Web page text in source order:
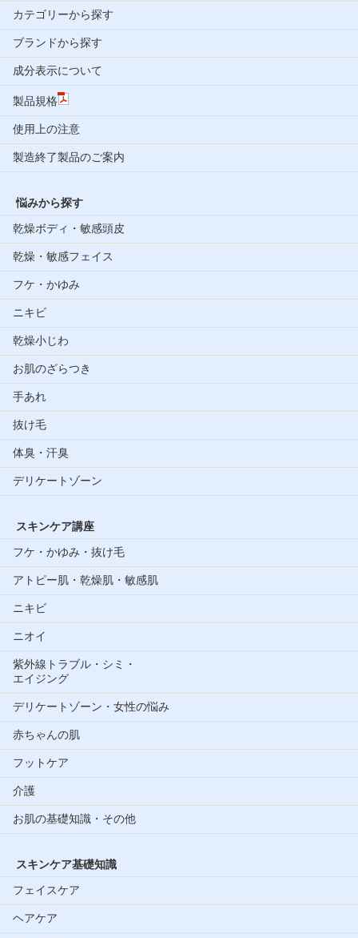
カテゴリーから探す
ブランドから探す
成分表示について
製品規格
使用上の注意
製造終了製品のご案内
悩みから探す
乾燥ボディ・敏感頭皮
乾燥・敏感フェイス
フケ・かゆみ
ニキビ
乾燥小じわ
お肌のざらつき
手あれ
抜け毛
体臭・汗臭
デリケートゾーン
スキンケア講座
フケ・かゆみ・抜け毛
アトピー肌・乾燥肌・敏感肌
ニキビ
ニオイ
紫外線トラブル・シミ・
エイジング
デリケートゾーン・女性の悩み
赤ちゃんの肌
フットケア
介護
お肌の基礎知識・その他
スキンケア基礎知識
フェイスケア
ヘアケア